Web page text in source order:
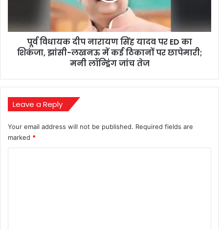
का
झांसी-
कई
पर
छापेमारी;
मनी
लॉन्ड्रिंग
पूर्व विधायक दीप नारायण सिंह यादव पर ED का
शिकंजा, झांसी-लखनऊ में कई ठिकानों पर छापेमारी;
मनी लॉन्ड्रिंग जांच तेज
Leave a Reply
Your email address will not be published. Required fields are
marked *